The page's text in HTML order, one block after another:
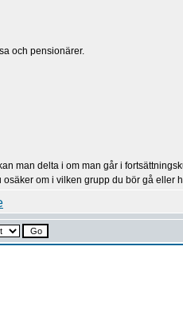
och pensionärer.
man delta i om man går i
osäker om i vilken grupp du bör gå eller